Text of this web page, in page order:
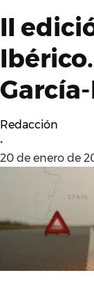
II
Redacción
•
20 de enero de